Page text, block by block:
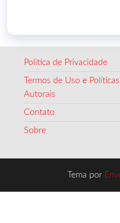
Politica de Privacidade
Termos de Uso e
Autorais
Contato
Sobre
Tema por